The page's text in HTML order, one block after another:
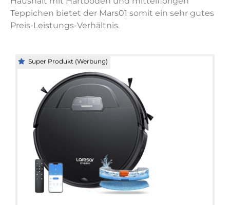
Teppichen bietet der Mars01 somit ein sehr gutes
Preis-Leistungs-Verhältnis.
Super Produkt (Werbung)